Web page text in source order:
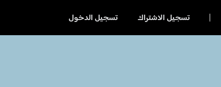
تسجيل الاشتراك تسجيل الدخول